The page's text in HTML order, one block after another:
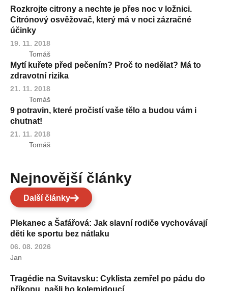
Rozkrojte citrony a nechte je přes noc v ložnici.
Citrónový osvěžovač, který má v noci zázračné
účinky
19. 11. 2018
Tomáš
Mytí kuřete před pečením? Proč to nedělat? Má to
zdravotní rizika
21. 11. 2018
Tomáš
9 potravin, které pročistí vaše tělo a budou vám i
chutnat!
21. 11. 2018
Tomáš
Nejnovější články
Další články
Plekanec a Šafářová: Jak slavní rodiče vychovávají
děti ke sportu bez nátlaku
06. 08. 2026
Jan
Tragédie na Svitavsku: Cyklista zemřel po pádu do